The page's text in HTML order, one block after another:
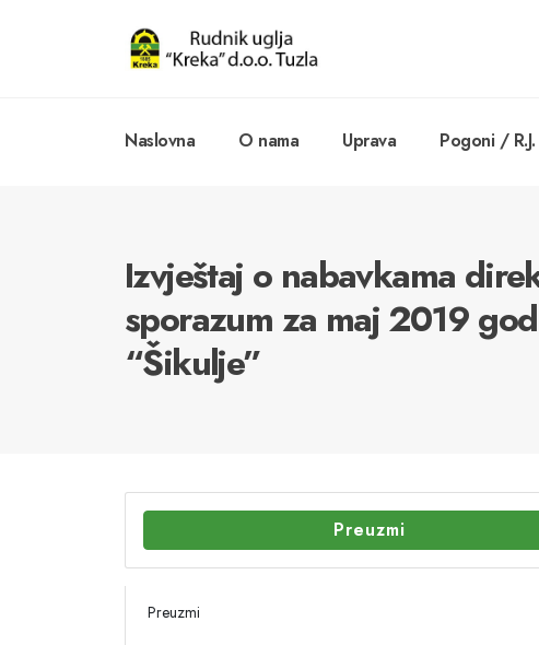
Naslovna O nama Uprava Pogoni / R.J.
Izvještaj o nabavkama
sporazum za maj 2019
“Šikulje”
Preuzmi
Preuzmi